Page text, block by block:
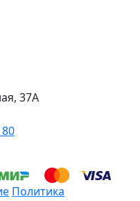
37А
Политика